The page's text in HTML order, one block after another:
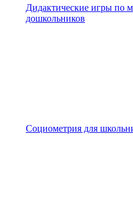
Дидактические игры по
дошкольников
Социометрия для